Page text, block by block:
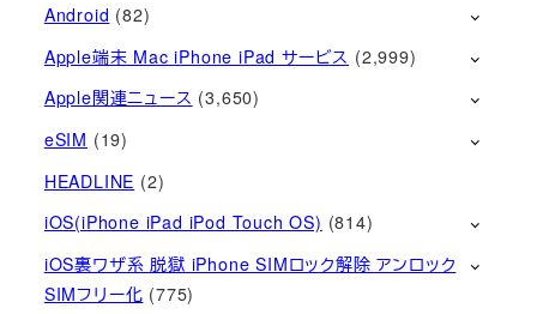
Android (82)
Apple端末 Mac iPhone iPad サービス (2,999)
Apple関連ニュース (3,650)
eSIM (19)
HEADLINE (2)
iOS(iPhone iPad iPod Touch OS) (814)
iOS裏ワザ系 脱獄 iPhone SIMロック解除 アンロック
SIMフリー化 (775)